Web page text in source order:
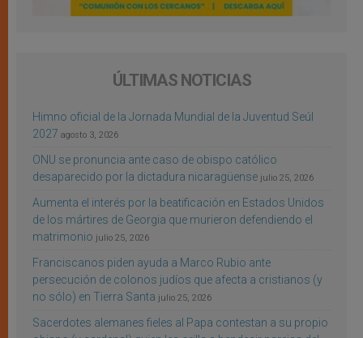
ÚLTIMAS NOTICIAS
Himno oficial de la Jornada Mundial de la Juventud Seúl
2027 agosto 3, 2026
ONU se pronuncia ante caso de obispo católico
desaparecido por la dictadura nicaragüense julio 25, 2026
Aumenta el interés por la beatificación en Estados Unidos
de los mártires de Georgia que murieron defendiendo el
matrimonio julio 25, 2026
Franciscanos piden ayuda a Marco Rubio ante
persecución de colonos judíos que afecta a cristianos (y
no sólo) en Tierra Santa julio 25, 2026
Sacerdotes alemanes fieles al Papa contestan a su propio